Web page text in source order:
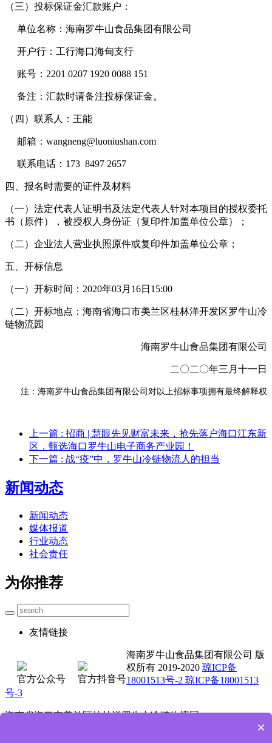
（三）投标保证金汇款账户：
单位名称：海南罗牛山食品集团有限公司
开户行：工行海口海甸支行
账号：2201 0207 1920 0088 151
备注：汇款时请备注投标保证金。
（四）联系人：王能
邮箱：wangneng@luoniushan.com
联系电话：173 8497 2657
四、报名时需要的证件及材料
（一）法定代表人证明书及法定代表人针对本项目的授权委托
书（原件），被授权人身份证（复印件加盖单位公章）；
（二）企业法人营业执照原件或复印件加盖单位公章；
五、开标信息
（一）开标时间：2020年03月16日15:00
（二）开标地点：海南省海口市美兰区桂林洋开发区罗牛山冷
链物流园
海南罗牛山食品集团有限公司
二〇二〇年三月十一日
注：海南罗牛山食品集团有限公司对以上招标事项拥有最终解释权
上一篇 : 招商 | 慧眼先见财富未来，抢先落户海口江东新
区，甄选海口罗牛山电子商务产业园！
下一篇 : 战“疫”中，罗牛山冷链物流人的担当
新闻动态
新闻动态
媒体报道
行业动态
社会责任
为你推荐
友情链接
官方公众号 官方抖音号
海南罗牛山食品集团有限公司 版
权所有 2019-2020 琼ICP备
18001513号-2 琼ICP备18001513
号-3
海南省海口市美兰区桂林洋罗牛山冷链物流园
×